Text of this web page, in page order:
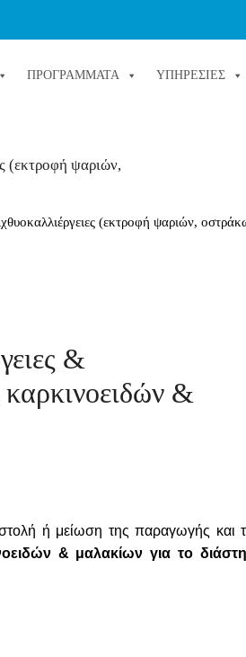
ΠΡΟΓΡΑΜΜΑΤΑ ΥΠΗΡΕΣΙΕΣ
(εκτροφή ψαριών,
&
&
ή μείωση της παραγωγής και
& μαλακίων για το